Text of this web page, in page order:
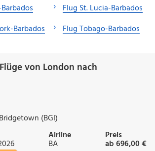
Barbados
Flug St. Lucia-Barbados
Flug Tobago-Barbados
von London nach
(BGI)
Airline
BA
Preis
ab 696,00 €